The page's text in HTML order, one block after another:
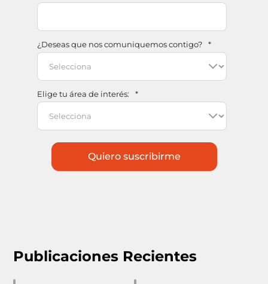
¿Deseas que nos comuniquemos contigo? *
Elige tu área de interés: *
Publicaciones Recientes